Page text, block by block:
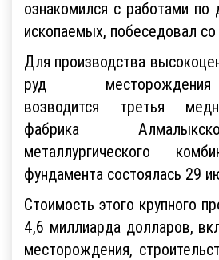
ознакомился с работами
ископаемых, побеседовал со
Для производства
руд
возводится третья
фабрика
металлургического
фундамента состоялась 29
Стоимость этого крупного
4,6 миллиарда долларов,
месторождения,